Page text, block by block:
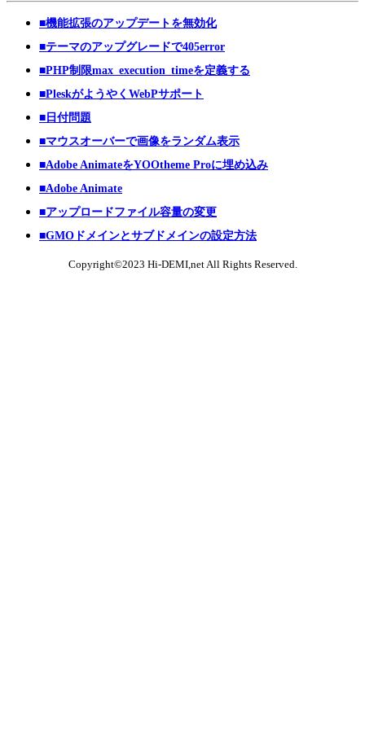
■機能拡張のアップデートを無効化
■テーマのアップグレードで405error
■PHP制限max_execution_timeを定義する
■PleskがようやくWebPサポート
■日付問題
■マウスオーバーで画像をランダム表示
■Adobe AnimateをYOOtheme Proに埋め込み
■Adobe Animate
■アップロードファイル容量の変更
■GMOドメインとサブドメインの設定方法
Copyright©2023 Hi-DEMI,net All Rights Reserved.